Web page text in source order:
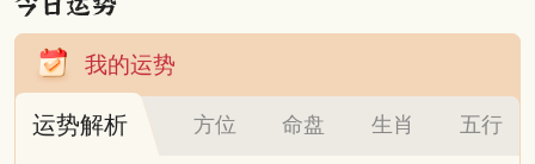
我的运势
运势解析 方位 命盘 生肖 五行